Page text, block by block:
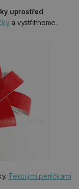
uprostřed
a vystřihneme.
Tekutými perličkami